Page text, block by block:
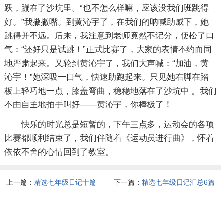
跃，蹦在了沙坑里。“也不怎么样嘛，应该没我们班跳得
好。”我撇撇嘴。到黄沁宇了，在我们的呐喊助威下，她
跳得并不远。后来，我注意到老师竟然不记分，便松了口
气：“还好只是试跳！”正式比赛了，大家的表情不约而同
地严肃起来。又轮到黄沁宇了，我们大声喊：“加油，黄
沁宇！”她深吸一口气，快速助跑起来。只见她右脚在踏
板上轻巧地一点，膝盖弯曲，稳稳地落在了沙坑中 。我们
不由自主地拍手叫好——黄沁宇，你棒极了！
快乐的时光总是短暂的，下午三点多，运动会的各项
比赛都顺利结束了，我们伴随着《运动员进行曲》，怀着
依依不舍的心情回到了教室。
上一篇：精选七年级日记十篇 下一篇： 精选七年级日记汇总6篇